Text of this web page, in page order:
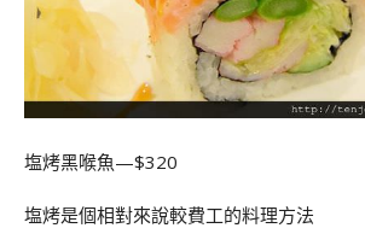
塩烤黑喉魚—$320
塩烤是個相對來說較費工的料理方法